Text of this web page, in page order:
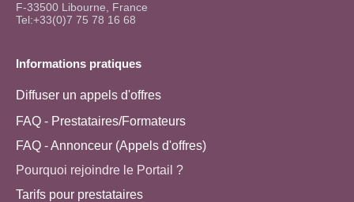
F-33500 Libourne, France
Tel:+33(0)7 75 78 16 68
Informations pratiques
Diffuser un appels d'offres
FAQ - Prestataires/Formateurs
FAQ - Annonceur (Appels d'offres)
Pourquoi rejoindre le Portail ?
Tarifs pour prestataires